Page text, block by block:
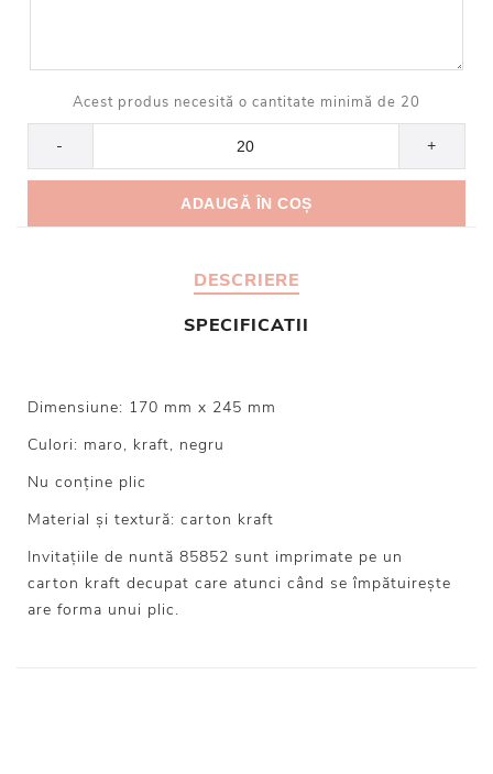
Acest produs necesită o cantitate minimă de 20
- +
DESCRIERE
SPECIFICATII
Dimensiune: 170 mm x 245 mm
Culori: maro, kraft, negru
Nu conține plic
Material și textură: carton kraft
Invitațiile de nuntă 85852 sunt imprimate pe un
carton kraft decupat care atunci când se împătuirește
are forma unui plic.